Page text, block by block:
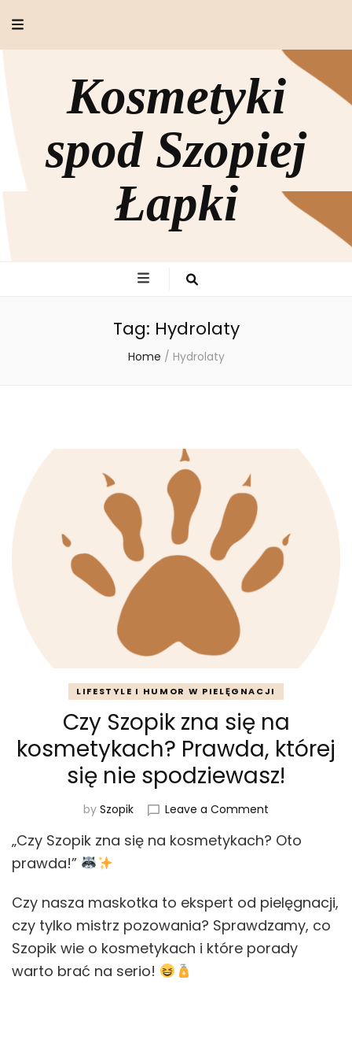
Kosmetyki
spod Szopiej
Łapki
Tag: Hydrolaty
Home / Hydrolaty
LIFESTYLE I HUMOR W PIELĘGNACJI
Czy Szopik zna się na
kosmetykach? Prawda, której
się nie spodziewasz!
by Szopik Leave a Comment
Szopik
kosmetykach?
Prawda,
której
się
„Czy Szopik zna się na kosmetykach? Oto
prawda!”
Czy nasza maskotka to ekspert od pielęgnacji,
czy tylko mistrz pozowania? Sprawdzamy, co
Szopik wie o kosmetykach i które porady
warto brać na serio!